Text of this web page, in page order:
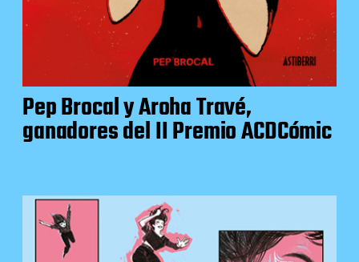
Pep Brocal y Aroha Travé,
ganadores del II Premio ACDCómic